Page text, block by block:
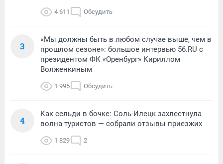
4 611 Обсудить
3
«Мы должны быть в любом случае выше, чем в
прошлом сезоне»: большое интервью 56.RU с
президентом ФК «Оренбург» Кириллом
Волженкиным
1 995 Обсудить
4
Как сельди в бочке: Соль-Илецк захлестнула
волна туристов — собрали отзывы приезжих
1 829 2